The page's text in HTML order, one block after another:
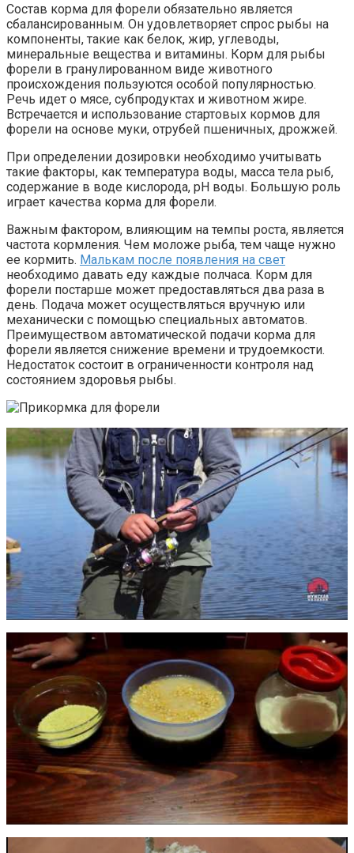
Состав корма для форели обязательно является
сбалансированным. Он удовлетворяет спрос рыбы на
компоненты, такие как белок, жир, углеводы,
минеральные вещества и витамины. Корм для рыбы
форели в гранулированном виде животного
происхождения пользуются особой популярностью.
Речь идет о мясе, субпродуктах и животном жире.
Встречается и использование стартовых кормов для
форели на основе муки, отрубей пшеничных, дрожжей.
При определении дозировки необходимо учитывать
такие факторы, как температура воды, масса тела рыб,
содержание в воде кислорода, рН воды. Большую роль
играет качества корма для форели.
Важным фактором, влияющим на темпы роста, является
частота кормления. Чем моложе рыба, тем чаще нужно
ее кормить. Малькам после появления на свет
необходимо давать еду каждые полчаса. Корм для
форели постарше может предоставляться два раза в
день. Подача может осуществляться вручную или
механически с помощью специальных автоматов.
Преимуществом автоматической подачи корма для
форели является снижение времени и трудоемкости.
Недостаток состоит в ограниченности контроля над
состоянием здоровья рыбы.